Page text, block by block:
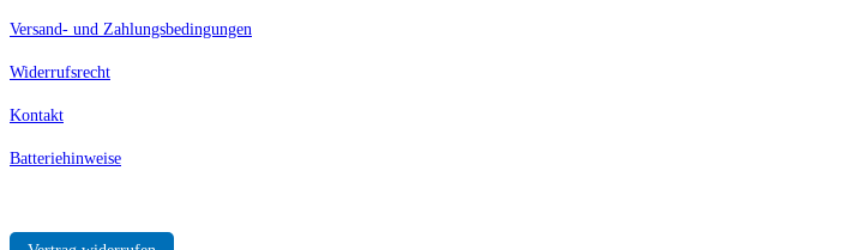
Versand- und Zahlungsbedingungen
Widerrufsrecht
Kontakt
Batteriehinweise